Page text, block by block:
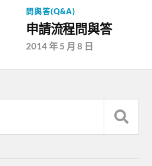
問與答(Q&A)
申請流程問與答
2014 年 5 月 8 日